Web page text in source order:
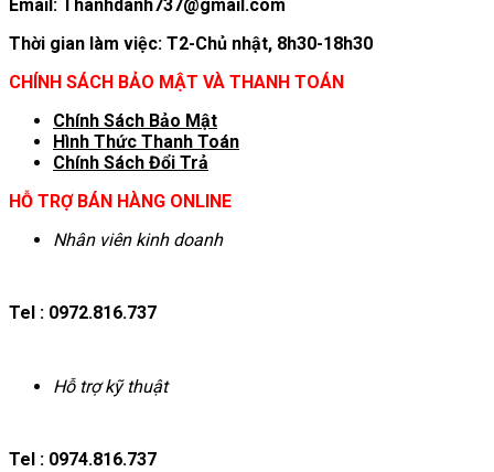
Email: Thanhdanh737@gmail.com
Thời gian làm việc: T2-Chủ nhật, 8h30-18h30
CHÍNH SÁCH BẢO MẬT VÀ THANH TOÁN
Chính Sách Bảo Mật
Hình Thức Thanh Toán
Chính Sách Đổi Trả
HỖ TRỢ BÁN HÀNG ONLINE
Nhân viên kinh doanh
Tel : 0972.816.737
Hỗ trợ kỹ thuật
Tel : 0974.816.737